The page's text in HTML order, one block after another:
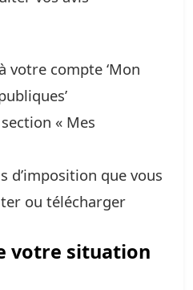
votre compte ‘Mon
« Mes
d’imposition que vous
ou télécharger
votre situation